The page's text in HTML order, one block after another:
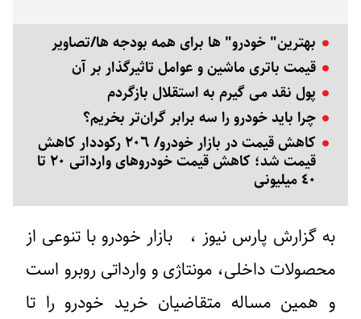
بهترین" خودرو" ها برای همه بودجه ها/تصاویر
قیمت باتری ماشین و عوامل تاثیرگذار بر آن
پول نقد می گیرم به استقلال بازگردم
چرا باید خودرو را سه‌ برابر گران‌تر بخریم؟
کاهش قیمت در بازار خودرو/ ٢٠٦ رکوددار کاهش
قیمت شد؛ کاهش قیمت خودروهای وارداتی ٢٠ تا
٤٠ میلیونی
به گزارش پارس نیوز ، بازار خودرو با تنوعی از
محصولات داخلی، مونتاژی و وارداتی روبرو است
و همین مساله متقاضیان خرید خودرو را تا